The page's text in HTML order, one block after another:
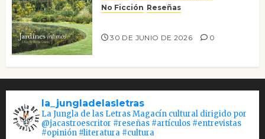
No Ficción Reseñas
30 DE JUNIO DE 2026 0
la_jungladelasletras
La Jungla de las Letras Magacín cultural dirigido por
@jacastroescritor #reseñas #artículos #entrevistas
#opinión #literatura #cultura